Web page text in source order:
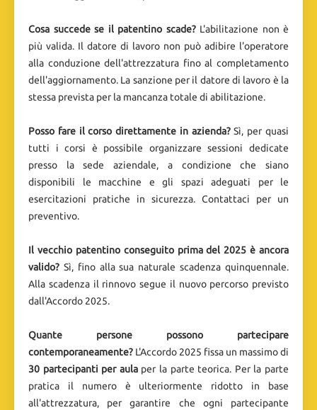
Cosa succede se il patentino scade?L'abilitazione non è
più valida. Il datore di lavoro non può adibire l'operatore
alla conduzione dell'attrezzatura fino al completamento
dell'aggiornamento. La sanzione per il datore di lavoro è la
stessa prevista per la mancanza totale di abilitazione.
Posso fare il corso direttamente in azienda?Sì, per quasi
tutti i corsi è possibile organizzare sessioni dedicate
presso la sede aziendale, a condizione che siano
disponibili le macchine e gli spazi adeguati per le
esercitazioni pratiche in sicurezza. Contattaci per un
preventivo.
Il vecchio patentino conseguito prima del 2025 è ancora
valido? Sì, fino alla sua naturale scadenza quinquennale.
Alla scadenza il rinnovo segue il nuovo percorso previsto
dall'Accordo 2025.
Quante persone possono partecipare
contemporaneamente? L'Accordo 2025 fissa un massimo di
30 partecipanti per aulaper la parte teorica. Per la parte
pratica il numero è ulteriormente ridotto in base
all'attrezzatura, per garantire che ogni partecipante